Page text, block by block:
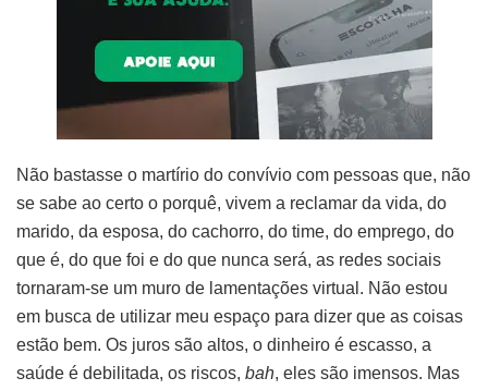
Não bastasse o martírio do convívio com pessoas que, não
se sabe ao certo o porquê, vivem a reclamar da vida, do
marido, da esposa, do cachorro, do time, do emprego, do
que é, do que foi e do que nunca será, as redes sociais
tornaram-se um muro de lamentações virtual. Não estou
em busca de utilizar meu espaço para dizer que as coisas
estão bem. Os juros são altos, o dinheiro é escasso, a
saúde é debilitada, os riscos, bah, eles são imensos. Mas